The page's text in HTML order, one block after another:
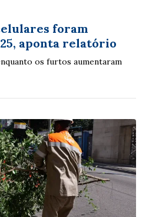
foram
aponta relatório
os furtos aumentaram